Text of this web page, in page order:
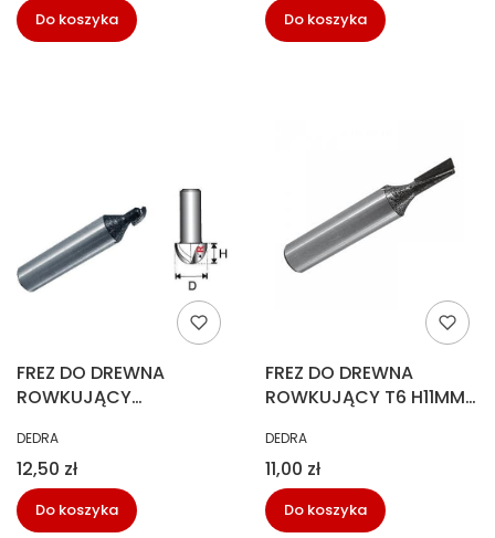
Do koszyka Do koszyka
FREZ DO DREWNA
ROWKUJĄCY
DEDRA 07F061B
PRODUCENT
DEDRA
Cena
12,50 zł
Do koszyka
FREZ DO DREWNA
ROWKUJĄCY T6 H11MM
PRODUCENT
DEDRA
Cena
11,00 zł
Do koszyka